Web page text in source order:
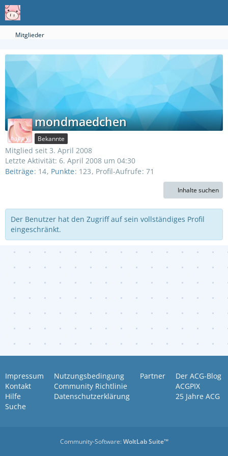
Mitglieder
mondmaedchen
Bekannte
Mitglied seit 3. April 2008
Letzte Aktivität: 6. April 2008 um 04:30
Beiträge 14 Punkte 123 Profil-Aufrufe 71
Inhalte suchen
Der Benutzer hat den Zugriff auf sein vollständiges Profil
eingeschränkt.
Impressum
Kontakt
Hilfe
Suche
Nutzungsbedingung
Community Richtlinie
Datenschutzerklärung
Partner
Der ACG-Blog
ACGPIX
25 Jahre ACG
Community-Software:WoltLab Suite™